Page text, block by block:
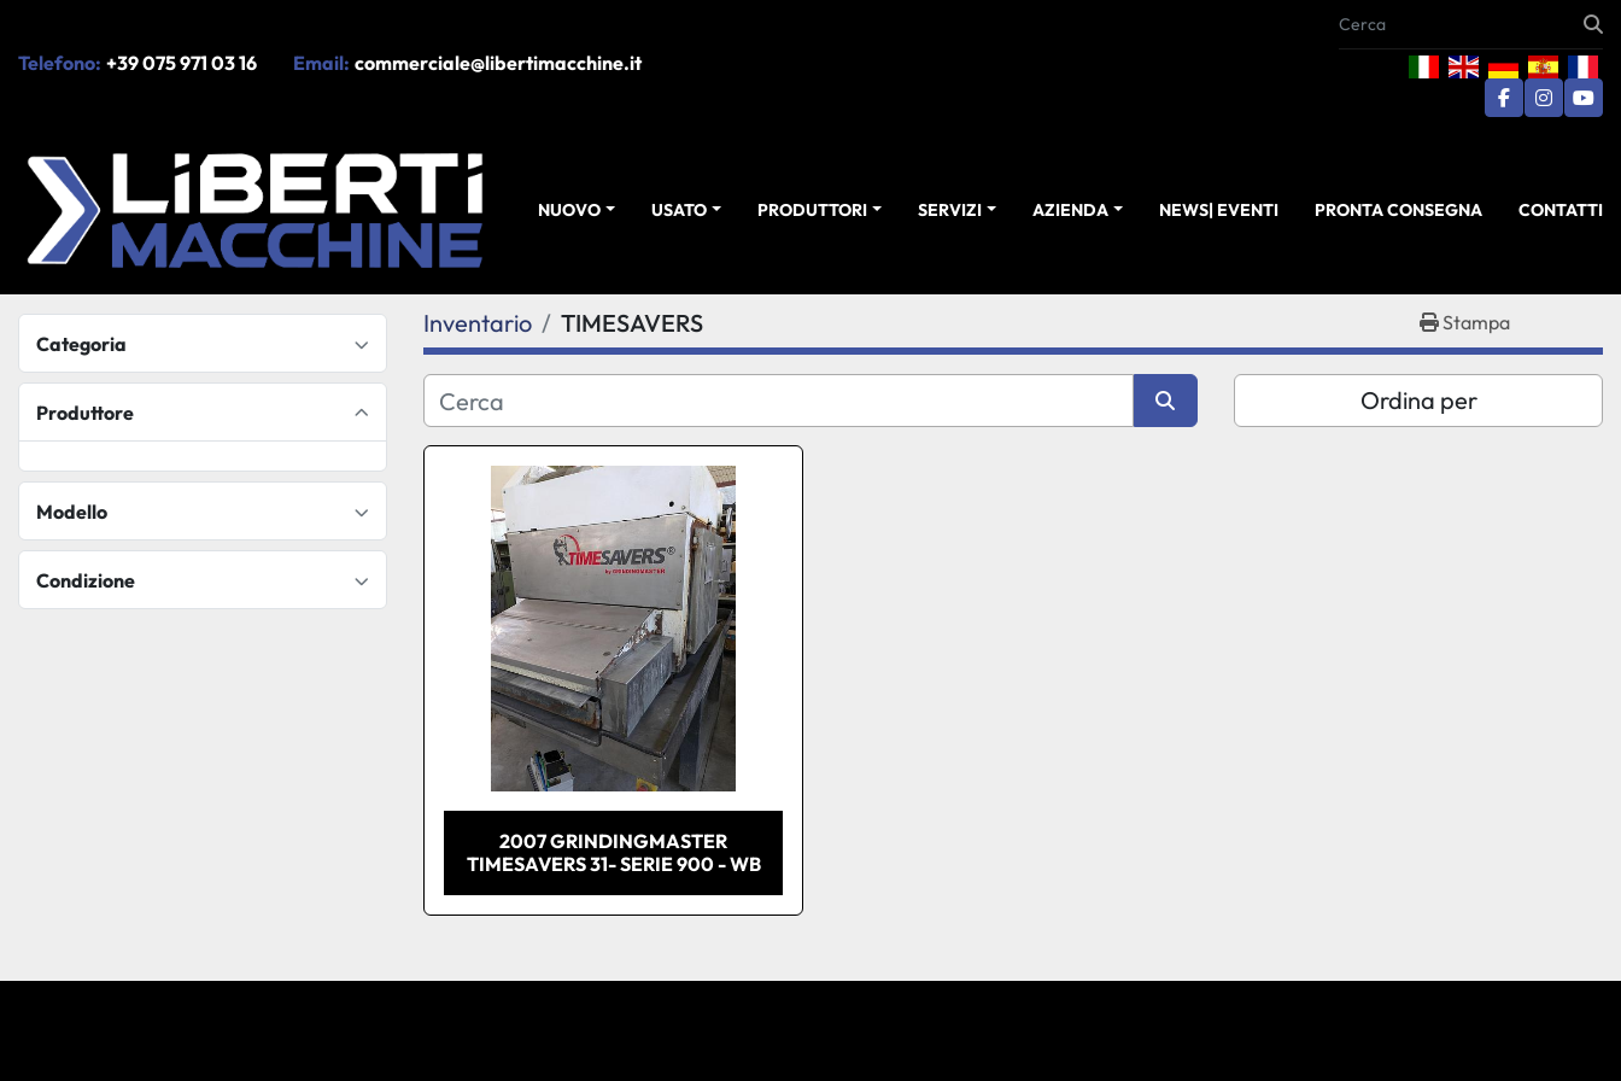
Telefono: +39 075 971 03 16 Email: commerciale@libertimacchine.it
facebook
NUOVO USATO NEWS| EVENTI
PRODUTTORI SERVIZI PRONTA CONSEGNA
AZIENDA CONTATTI
Categoria
Produttore
Modello
Condizione
Inventario TIMESAVERS Stampa
Ordina per
2007 GRINDINGMASTER
TIMESAVERS 31- SERIE 900 - WB